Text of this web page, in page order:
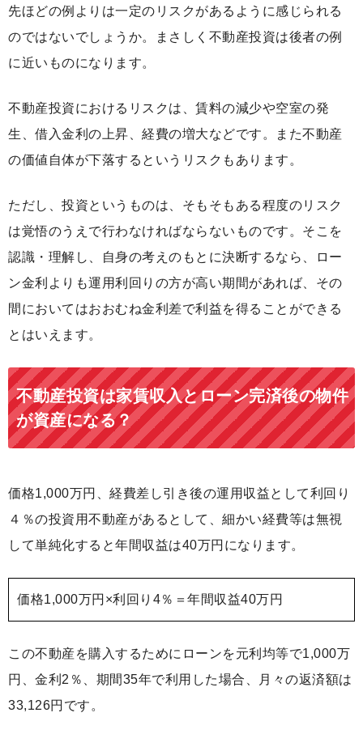
先ほどの例よりは一定のリスクがあるように感じられる
のではないでしょうか。まさしく不動産投資は後者の例
に近いものになります。
不動産投資におけるリスクは、賃料の減少や空室の発
生、借入金利の上昇、経費の増大などです。また不動産
の価値自体が下落するというリスクもあります。
ただし、投資というものは、そもそもある程度のリスク
は覚悟のうえで行わなければならないものです。そこを
認識・理解し、自身の考えのもとに決断するなら、ロー
ン金利よりも運用利回りの方が高い期間があれば、その
間においてはおおむね金利差で利益を得ることができる
とはいえます。
不動産投資は家賃収入とローン完済後の物件
が資産になる？
価格1,000万円、経費差し引き後の運用収益として利回り
４％の投資用不動産があるとして、細かい経費等は無視
して単純化すると年間収益は40万円になります。
価格1,000万円×利回り4％＝年間収益40万円
この不動産を購入するためにローンを元利均等で1,000万
円、金利2％、期間35年で利用した場合、月々の返済額は
33,126円です。